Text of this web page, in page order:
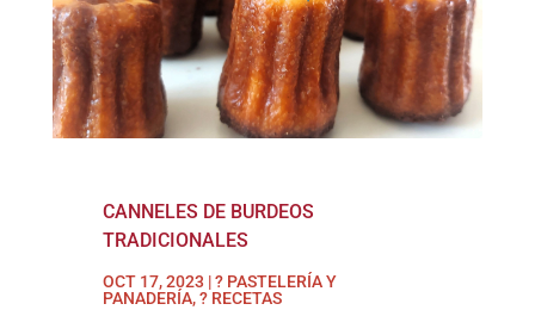
CANNELES DE BURDEOS
TRADICIONALES
OCT 17, 2023 |? PASTELERÍA Y
PANADERÍA,? RECETAS